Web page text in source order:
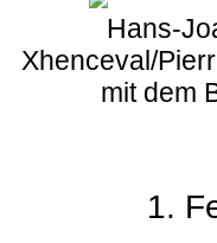
Hans-
Xhenceval/
mit dem
1.